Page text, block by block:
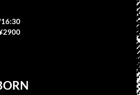
16:30